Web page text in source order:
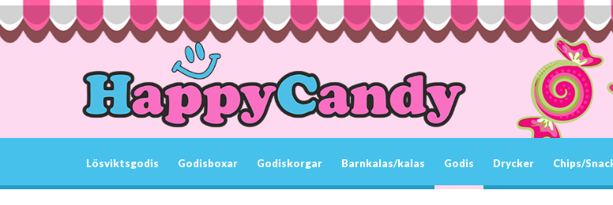
Lösviktsgodis Godisboxar Godiskorgar Barnkalas/kalas Godis Drycker Chips/